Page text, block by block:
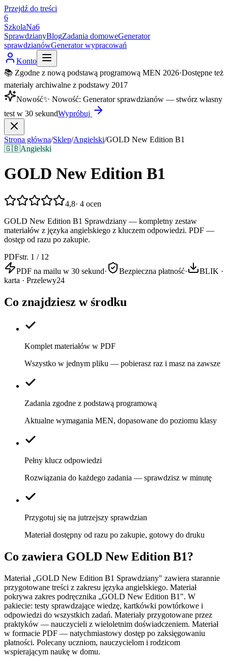
Przejdź do treści
6
SzkolaNa6
SprawdzianyBlogZadania domoweGenerator
sprawdzianówGenerator wypracowań
Konto
📚 Zgodne z nową podstawą programową MEN 2026·Dostępne też
materiały archiwalne z podstawy 2017
Nowość✨ Nowość: Generator sprawdzianów — stwórz własny
test w 30 sekundWypróbuj
Strona główna/Sklep/Angielski/GOLD New Edition B1
🇬🇧Angielski
GOLD New Edition B1
4,8· 4 ocen
GOLD New Edition B1 Sprawdziany — kompletny zestaw
materiałów z języka angielskiego z kluczem odpowiedzi. PDF —
dostęp od razu po zakupie.
PDFstr. 1 / 12
PDF na mailu w 30 sekund· Bezpieczna płatność·
BLIK ·
karta · Przelewy24
Co znajdziesz w środku
Komplet materiałów w PDF
Wszystko w jednym pliku — pobierasz raz i masz na zawsze
Zadania zgodne z podstawą programową
Aktualne wymagania MEN, dopasowane do poziomu klasy
Pełny klucz odpowiedzi
Rozwiązania do każdego zadania — sprawdzisz w minutę
Przygotuj się na jutrzejszy sprawdzian
Materiał dostępny od razu po zakupie, gotowy do druku
Co zawiera GOLD New Edition B1?
Materiał „GOLD New Edition B1 Sprawdziany" zawiera starannie
przygotowane treści z zakresu języka angielskiego. Materiał
pokrywa zakres podręcznika „GOLD New Edition B1". W
pakiecie: testy sprawdzające wiedzę, kartkówki powtórkowe i
odpowiedzi do wszystkich zadań. Materiały przygotowane przez
praktyków — nauczycieli z wieloletnim doświadczeniem. Materiał
w formacie PDF — natychmiastowy dostęp po zaksięgowaniu
płatności. Polecany uczniom, nauczycielom i rodzicom
wspierającym naukę w domu.